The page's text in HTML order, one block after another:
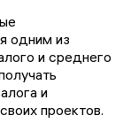
одним из
и среднего
и
проектов.